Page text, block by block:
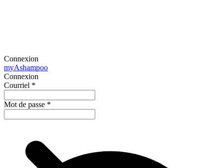
Connexion
myAshampoo
Connexion
Courriel *
Mot de passe *